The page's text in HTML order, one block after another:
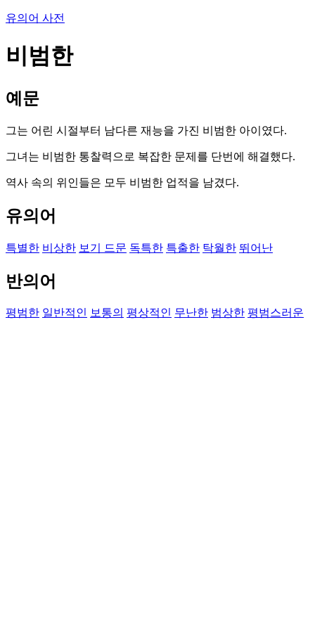
유의어 사전
비범한
예문
그는 어린 시절부터 남다른 재능을 가진 비범한 아이였다.
그녀는 비범한 통찰력으로 복잡한 문제를 단번에 해결했다.
역사 속의 위인들은 모두 비범한 업적을 남겼다.
유의어
특별한 비상한 보기 드문 독특한 특출한 탁월한 뛰어난
반의어
평범한 일반적인 보통의 평상적인 무난한 범상한 평범스러운